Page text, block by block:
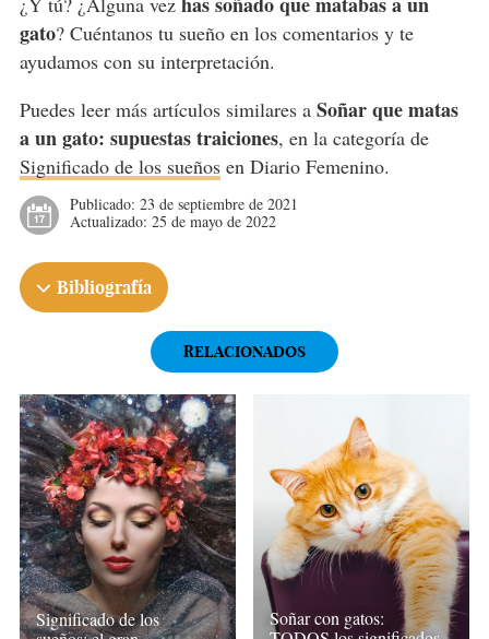
gato? Cuéntanos tu sueño en los comentarios y te
ayudamos con su interpretación.
Puedes leer más artículos similares a Soñar que matas
a un gato: supuestas traiciones, en la categoría de
Significado de los sueñosen Diario Femenino.
Publicado: 23 de septiembre de 2021
Actualizado: 25 de mayo de 2022
Bibliografía
RELACIONADOS
Significado de los
Soñar con gatos: